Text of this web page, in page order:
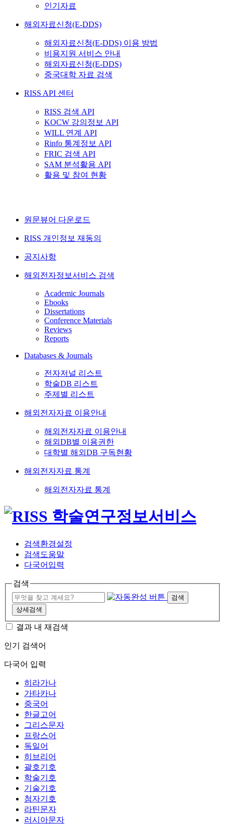
인기자료
해외자료신청(E-DDS)
해외자료신청(E-DDS) 이용 방법
비용지원 서비스 안내
해외자료신청(E-DDS)
중국대학 자료 검색
RISS API 센터
RISS 검색 API
KOCW 강의정보 API
WILL 연계 API
Rinfo 통계정보 API
FRIC 검색 API
SAM 분석활용 API
활용 및 참여 현황
원문뷰어 다운로드
RISS 개인정보 재동의
공지사항
해외전자정보서비스 검색
Academic Journals
Ebooks
Dissertations
Conference Materials
Reviews
Reports
Databases & Journals
전자저널 리스트
학술DB 리스트
주제별 리스트
해외전자자료 이용안내
해외전자자료 이용안내
해외DB별 이용권한
대학별 해외DB 구독현황
해외전자자료 통계
해외전자자료 통계
검색환경설정
검색도움말
다국어입력
검색
검색
상세검색
결과 내 재검색
인기 검색어
다국어 입력
히라가나
가타카나
중국어
한글고어
그리스문자
프랑스어
독일어
히브리어
괄호기호
학술기호
기술기호
첨자기호
라틴문자
러시아문자